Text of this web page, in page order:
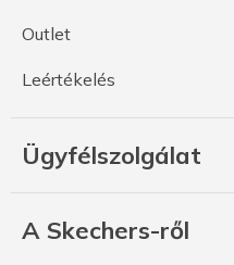
Outlet
Leértékelés
Ügyfélszolgálat
A Skechers-ről